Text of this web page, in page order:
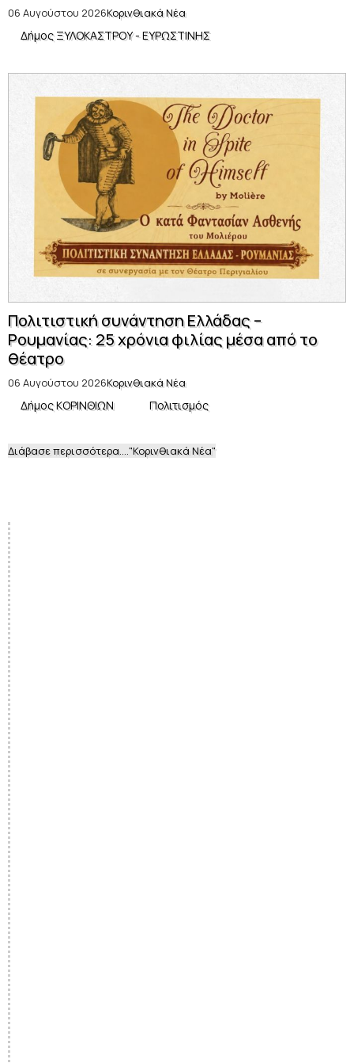
06 Αυγούστου 2026Κορινθιακά Νέα
Δήμος ΞΥΛΟΚΑΣΤΡΟΥ - ΕΥΡΩΣΤΙΝΗΣ
Πολιτιστική συνάντηση Ελλάδας –
Ρουμανίας: 25 χρόνια φιλίας μέσα από το
θέατρο
06 Αυγούστου 2026Κορινθιακά Νέα
Δήμος ΚΟΡΙΝΘΙΩΝ Πολιτισμός
Διάβασε περισσότερα...."Κορινθιακά Νέα"